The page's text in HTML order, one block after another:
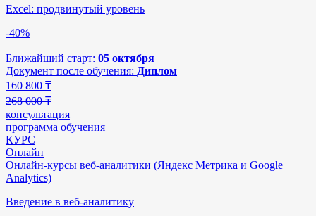
Excel: продвинутый уровень
-40%
Ближайший старт: 05 октября
Документ после обучения: Диплом
160 800 ₸
268 000 ₸
консультация
программа обучения
КУРС
Онлайн
Онлайн-курсы веб-аналитики (Яндекс Метрика и Google
Analytics)
Введение в веб-аналитику